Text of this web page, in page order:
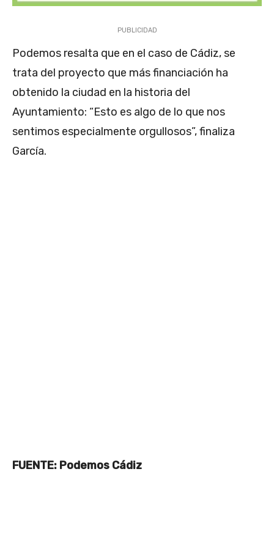
PUBLICIDAD
Podemos resalta que en el caso de Cádiz, se
trata del proyecto que más financiación ha
obtenido la ciudad en la historia del
Ayuntamiento: “Esto es algo de lo que nos
sentimos especialmente orgullosos”, finaliza
García.
FUENTE: Podemos Cádiz